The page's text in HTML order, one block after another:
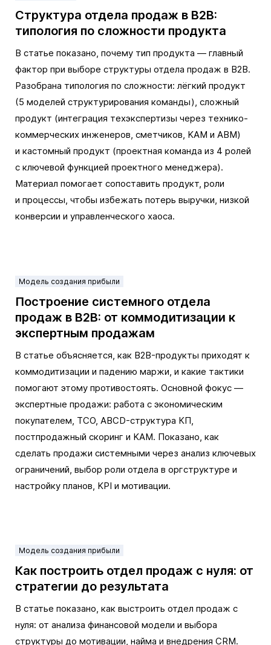
Структура отдела продаж в B2B:
типология по сложности продукта
В статье показано, почему тип продукта — главный
фактор при выборе структуры отдела продаж в B2B.
Разобрана типология по сложности: лёгкий продукт
(5 моделей структурирования команды), сложный
продукт (интеграция техэкспертизы через технико-
коммерческих инженеров, сметчиков, KAM и ABM)
и кастомный продукт (проектная команда из 4 ролей
с ключевой функцией проектного менеджера).
Материал помогает сопоставить продукт, роли
и процессы, чтобы избежать потерь выручки, низкой
конверсии и управленческого хаоса.
Модель создания прибыли
Построение системного отдела
продаж в B2B: от коммодитизации к
экспертным продажам
В статье объясняется, как B2B-продукты приходят к
коммодитизации и падению маржи, и какие тактики
помогают этому противостоять. Основной фокус —
экспертные продажи: работа с экономическим
покупателем, TCO, ABCD-структура КП,
постпродажный скоринг и KAM. Показано, как
сделать продажи системными через анализ ключевых
ограничений, выбор роли отдела в оргструктуре и
настройку планов, KPI и мотивации.
Модель создания прибыли
Как построить отдел продаж с нуля: от
стратегии до результата
В статье показано, как выстроить отдел продаж с
нуля: от анализа финансовой модели и выбора
структуры до мотивации, найма и внедрения CRM.